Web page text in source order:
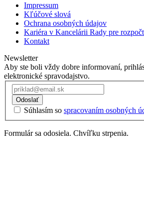
Impressum
Kľúčové slová
Ochrana osobných údajov
Kariéra v Kancelárii Rady pre
Kontakt
Newsletter
Aby ste boli vždy dobre informovaní,
elektronické spravodajstvo.
Odoslať
Súhlasím so spracovaním osobných
Formulár sa odosiela. Chvíľku strpenia.